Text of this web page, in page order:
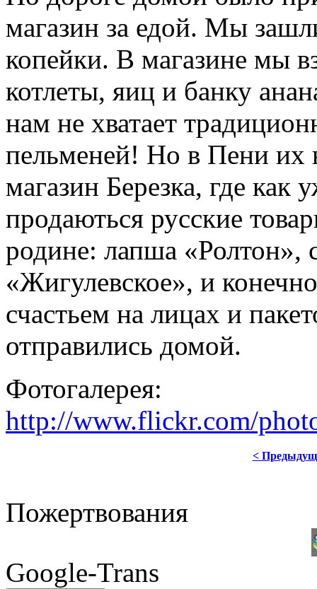
магазин за едой. Мы
копейки. В магазине мы
котлеты, яиц и банку
нам не хватает
пельменей! Но в Пени их
магазин Березка, где как
продаються русские
родине: лапша «Ролтон»,
«Жигулевское», и
счастьем на лицах и
отправились домой.
Фотогалерея:
http://www.flickr.com/
<
Пожертвования
Google-Trans